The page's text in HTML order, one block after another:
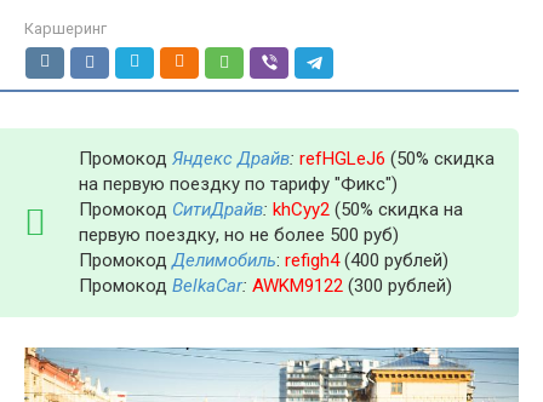
Каршеринг
Промокод Яндекс Драйв: refHGLeJ6 (50% скидка
на первую поездку по тарифу "Фикс")
Промокод СитиДрайв: khCyy2 (50% скидка на
первую поездку, но не более 500 руб)
ПромокодДелимобиль: refigh4(400 рублей)
Промокод BelkaCar: AWKM9122 (300 рублей)